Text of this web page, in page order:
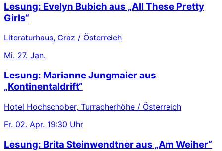
Lesung: Evelyn Bubich aus „All These Pretty
Girls“
Literaturhaus, Graz / Österreich
Mi. 27. Jan.
Lesung: Marianne Jungmaier aus
„Kontinentaldrift“
Hotel Hochschober, Turracherhöhe / Österreich
Fr. 02. Apr. 19:30 Uhr
Lesung: Brita Steinwendtner aus „Am Weiher“